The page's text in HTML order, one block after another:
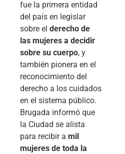
fue la primera entidad
del país en legislar
sobre el derecho de
las mujeres a decidir
sobre su cuerpo, y
también pionera en el
reconocimiento del
derecho a los cuidados
en el sistema público.
Brugada informó que
la Ciudad se alista
para recibir a mil
mujeres de toda la